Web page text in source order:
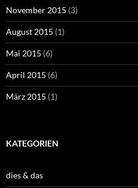
November 2015 (3)
August 2015 (1)
Mai 2015 (6)
April 2015 (6)
März 2015 (1)
KATEGORIEN
dies & das